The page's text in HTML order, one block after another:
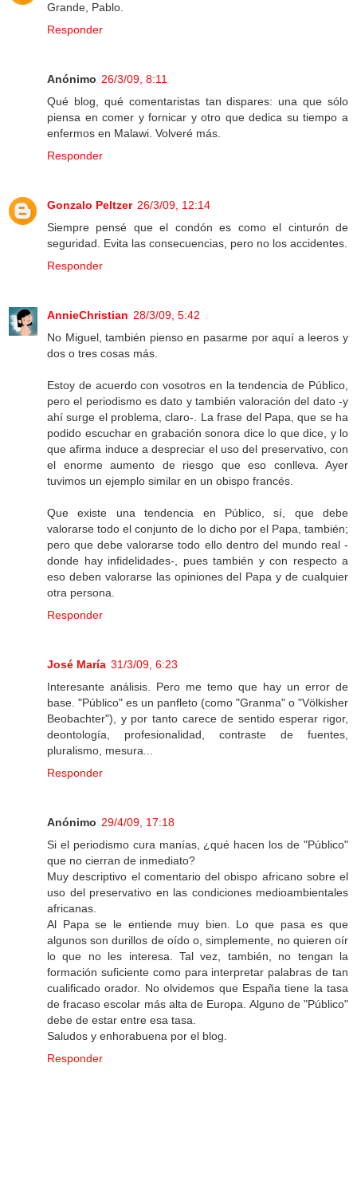
Grande, Pablo.
Responder
Anónimo 26/3/09, 8:11
Qué blog, qué comentaristas tan dispares: una que sólo
piensa en comer y fornicar y otro que dedica su tiempo a
enfermos en Malawi. Volveré más.
Responder
Gonzalo Peltzer 26/3/09, 12:14
Siempre pensé que el condón es como el cinturón de
seguridad. Evita las consecuencias, pero no los accidentes.
Responder
AnnieChristian 28/3/09, 5:42
No Miguel, también pienso en pasarme por aquí a leeros y
dos o tres cosas más.
Estoy de acuerdo con vosotros en la tendencia de Público,
pero el periodismo es dato y también valoración del dato -y
ahí surge el problema, claro-. La frase del Papa, que se ha
podido escuchar en grabación sonora dice lo que dice, y lo
que afirma induce a despreciar el uso del preservativo, con
el enorme aumento de riesgo que eso conlleva. Ayer
tuvimos un ejemplo similar en un obispo francés.
Que existe una tendencia en Público, sí, que debe
valorarse todo el conjunto de lo dicho por el Papa, también;
pero que debe valorarse todo ello dentro del mundo real -
donde hay infidelidades-, pues también y con respecto a
eso deben valorarse las opiniones del Papa y de cualquier
otra persona.
Responder
José María 31/3/09, 6:23
Interesante análisis. Pero me temo que hay un error de
base. "Público" es un panfleto (como "Granma" o "Völkisher
Beobachter"), y por tanto carece de sentido esperar rigor,
deontología, profesionalidad, contraste de fuentes,
pluralismo, mesura...
Responder
Anónimo 29/4/09, 17:18
Si el periodismo cura manías, ¿qué hacen los de "Público"
que no cierran de inmediato?
Muy descriptivo el comentario del obispo africano sobre el
uso del preservativo en las condiciones medioambientales
africanas.
Al Papa se le entiende muy bien. Lo que pasa es que
algunos son durillos de oído o, simplemente, no quieren oír
lo que no les interesa. Tal vez, también, no tengan la
formación suficiente como para interpretar palabras de tan
cualificado orador. No olvidemos que España tiene la tasa
de fracaso escolar más alta de Europa. Alguno de "Público"
debe de estar entre esa tasa.
Saludos y enhorabuena por el blog.
Responder